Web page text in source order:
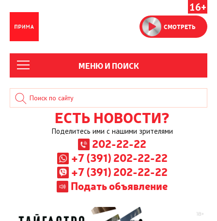
16+
СМОТРЕТЬ
МЕНЮ И ПОИСК
ЕСТЬ НОВОСТИ?
Поделитесь ими с нашими зрителями
202-22-22
+7 (391) 202-22-22
+7 (391) 202-22-22
Подать объявление